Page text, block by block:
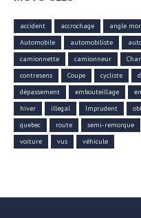
accident accrochage angle
Automobile
automobiliste
camionnette
camionneur
contresens
Coupe cycliste
dépassement
embouteillage
hiver
illegal Imprudent
quebec
route semi-remorque
voiture
vus véhicule